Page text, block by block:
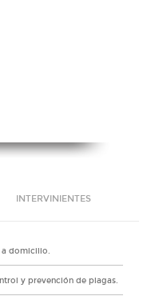
INTERVINIENTES
a domicilio.
y prevención de plagas.